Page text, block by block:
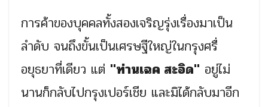
การค้าของบุคคลทั้งสองเจริญรุ่งเรื่องมาเป็น
ลำดับ จนถึงขั้นเป็นเศรษฐีใหญ่ในกรุงศรื่
อยุธยาที่เดียว แต่ "ท่านเฉค สะอิด" อยู่ไม่
นานก็กลับไปกรุงเปอร์เชีย และมิได้กลับมาอีก